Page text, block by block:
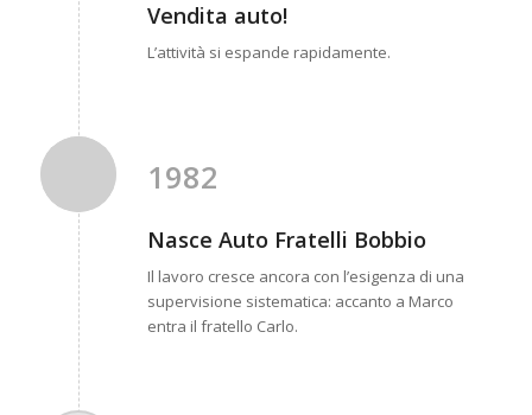
Vendita auto!
L’attività si espande rapidamente.
1982
Nasce Auto Fratelli Bobbio
Il lavoro cresce ancora con l’esigenza di una
supervisione sistematica: accanto a Marco
entra il fratello Carlo.